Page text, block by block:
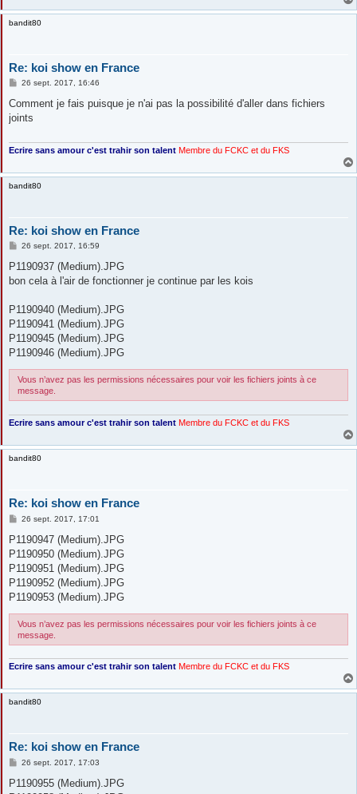
bandit80
Re: koi show en France
M
s
a
26 sept. 2017, 16:46
Comment je fais puisque je n'ai pas la possibilité d'aller dans fichiers
joints
Ecrire sans amour c'est trahir son talent Membre du FCKC et du FKS
bandit80
Re: koi show en France
M
s
a
26 sept. 2017, 16:59
P1190937 (Medium).JPG
bon cela à l'air de fonctionner je continue par les kois
P1190940 (Medium).JPG
P1190941 (Medium).JPG
P1190945 (Medium).JPG
P1190946 (Medium).JPG
Vous n’avez pas les permissions nécessaires pour voir les fichiers joints à ce
message.
Ecrire sans amour c'est trahir son talent Membre du FCKC et du FKS
bandit80
Re: koi show en France
M
s
a
g
26 sept. 2017, 17:01
P1190947 (Medium).JPG
P1190950 (Medium).JPG
P1190951 (Medium).JPG
P1190952 (Medium).JPG
P1190953 (Medium).JPG
Vous n’avez pas les permissions nécessaires pour voir les fichiers joints à ce
message.
Ecrire sans amour c'est trahir son talent Membre du FCKC et du FKS
bandit80
Re: koi show en France
M
s
26 sept. 2017, 17:03
P1190955 (Medium).JPG